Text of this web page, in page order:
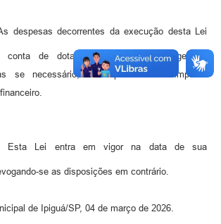
despesas decorrentes da execução desta Lei
conta de dotações orçamentárias vigentes,
se necessário, sem previsão de impacto
Esta Lei entra em vigor na data de sua
se as disposições em contrário.
de Ipiguá/SP, 04 de março de 2026.